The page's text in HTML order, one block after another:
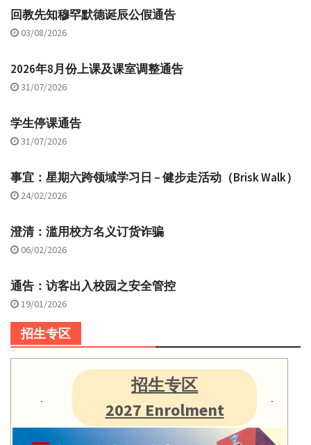
回教先知穆罕默德诞辰公假通告
03/08/2026
2026年8月份上课及课室调整通告
31/07/2026
学生停课通告
31/07/2026
事宜：星期六跨领域学习日 – 健步走活动（Brisk Walk）
24/02/2026
澄清：滥用校方名义订货诈骗
06/02/2026
通告：访客出入校园之安全管控
19/01/2026
招生专区
招生专区
2027 Enrolment